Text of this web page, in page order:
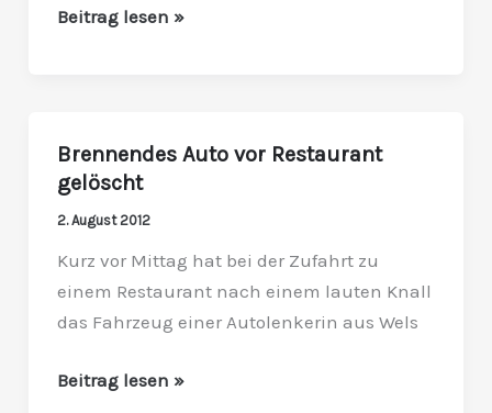
Beitrag lesen »
Brennendes Auto vor Restaurant
gelöscht
2. August 2012
Kurz vor Mittag hat bei der Zufahrt zu
einem Restaurant nach einem lauten Knall
das Fahrzeug einer Autolenkerin aus Wels
Brennendes
Auto
vor
Beitrag lesen »